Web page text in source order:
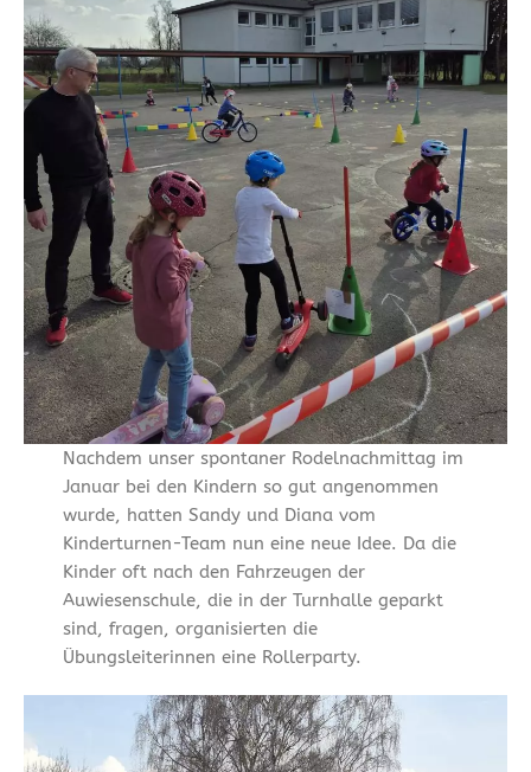
Nachdem unser spontaner Rodelnachmittag im
Januar bei den Kindern so gut angenommen
wurde, hatten Sandy und Diana vom
Kinderturnen-Team nun eine neue Idee. Da die
Kinder oft nach den Fahrzeugen der
Auwiesenschule, die in der Turnhalle geparkt
sind, fragen, organisierten die
Übungsleiterinnen eine Rollerparty.